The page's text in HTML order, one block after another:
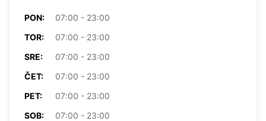
PON:
07:00 - 23:00
TOR:
07:00 - 23:00
SRE:
07:00 - 23:00
ČET:
07:00 - 23:00
PET:
07:00 - 23:00
SOB:
07:00 - 23:00